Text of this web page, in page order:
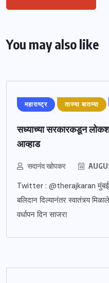
You may also like
महाराष्ट्र ताज्या बातम्या
सध्याच्या सरकारकडून
आव्हाड
सदानंद खोपकर
Twitter : @therajkaran मुंबई
बलिदान दिल्यानंतर स्वातंत्र्य
वर्धापन दिन साजरा